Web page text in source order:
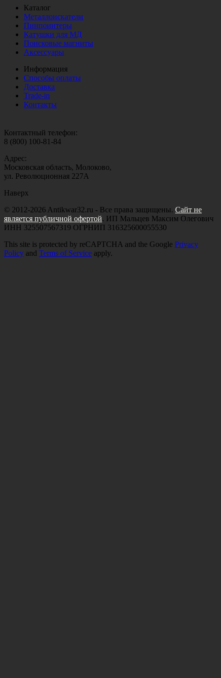
Каталог
Металлоискатели
Пинпоинтеры
Катушки для МД
Поисковые магниты
Аксессуары
Информация
Способы оплаты
Доставка
Trade-in
Контакты
Контактный телефон:
8 (800) 100-81-84
Адрес:
Московская область, Молоково,
ул. Революционная 227А
Наверх
© 2012-2026 Antikwar32.ru - Все права защищены. Сайт не
является публичной офертой. ИП Мальцев Максим Олегович
ИНН 325507567319 ОГРНИП 316325600055530
This site is protected by reCAPTCHA and the Google Privacy
Policy and Terms of Service apply.